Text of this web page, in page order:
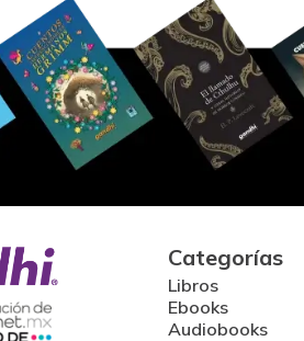
Categorías
Libros
Ebooks
Audiobooks